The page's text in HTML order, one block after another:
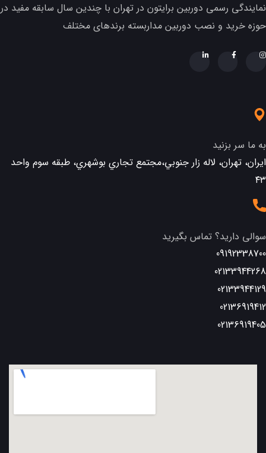
نمایندگی رسمی دوربین برایتون در تهران با چندین سال سابقه مفید در
حوزه خرید و نصب دوربین مداربسته برندهای مختلف
به ما سر بزنید
ایران، تهران، لاله زار جنوبي،مجتمع تجاري بوشهري، طبقه سوم واحد
٤٣
سوالی دارید؟ تماس بگیرید
09192338700
02133944268
02133944129
02136919412
02136919405